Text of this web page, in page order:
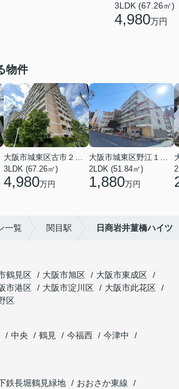
3LDK (67.26㎡)
4,980万円
物件
大阪市城東区古市２丁目
3LDK (67.26㎡)
4,980万円
大阪市城東区野江１丁目
2LDK (51.84㎡)
1,880万円
一覧 関目駅 日商岩井菫橋ハイツ
鶴見区 大阪市旭区
大阪市東成区
市港区 大阪市淀川区
大阪市此花区
区
中央 鶴見 今福西
今津中
鉄長堀鶴見緑地
おおさか東線